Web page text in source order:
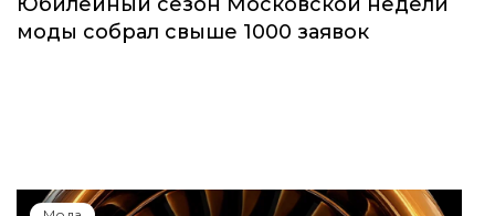
моды собрал свыше 1000 заявок